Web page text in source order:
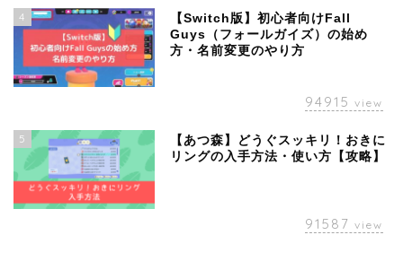
4
【Switch版】初心者向けFall
Guys（フォールガイズ）の始め
方・名前変更のやり方
94915 view
5
【あつ森】どうぐスッキリ！おきに
リングの入手方法・使い方【攻略】
91587 view